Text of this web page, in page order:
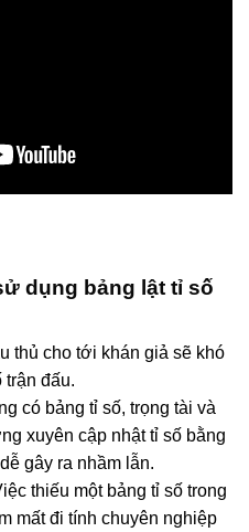
dụng bảng lật tỉ số
thủ cho tới khán giả sẽ khó
trận đấu.
có bảng tỉ số, trọng tài và
xuyên cập nhật tỉ số bằng
gây ra nhầm lẫn.
thiếu một bảng tỉ số trong
mất đi tính chuyên nghiệp